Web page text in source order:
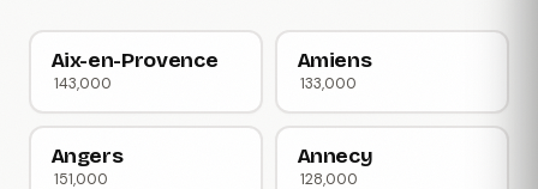
Aix-en-Provence
143,000
Amiens
133,000
Angers
151,000
Annecy
128,000